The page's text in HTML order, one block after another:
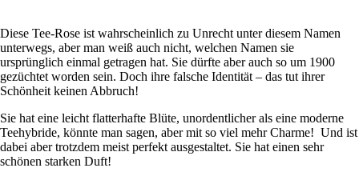
Diese Tee-Rose ist wahrscheinlich zu Unrecht unter diesem Namen
unterwegs, aber man weiß auch nicht, welchen Namen sie
ursprünglich einmal getragen hat. Sie dürfte aber auch so um 1900
gezüchtet worden sein. Doch ihre falsche Identität – das tut ihrer
Schönheit keinen Abbruch!
Sie hat eine leicht flatterhafte Blüte, unordentlicher als eine moderne
Teehybride, könnte man sagen, aber mit so viel mehr Charme! Und ist
dabei aber trotzdem meist perfekt ausgestaltet. Sie hat einen sehr
schönen starken Duft!